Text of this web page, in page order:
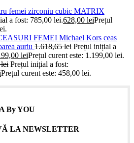
femei zirconiu cubic MATRIX
a fost: 785,00 lei.628,00 leiPrețul
FEMEI Michael Kors ceas
auriu 1.618,65lei Prețul inițial a
leiPrețul curent este: 1.199,00 lei.
lei Prețul inițial a fost:
Prețul curent este: 458,00 lei.
By YOU
LA NEWSLETTER